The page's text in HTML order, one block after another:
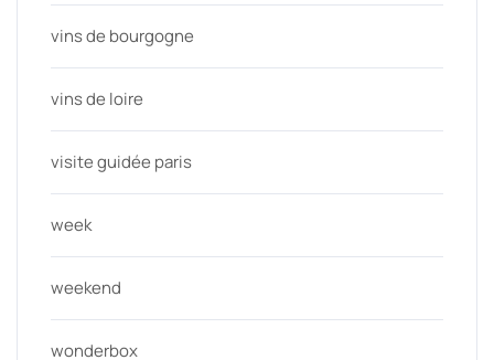
vins de bourgogne
vins de loire
visite guidée paris
week
weekend
wonderbox